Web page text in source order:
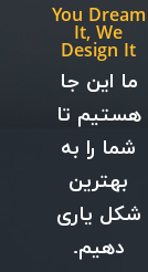
You Dream
It, We
Design It
ما این جا
هستیم تا
شما را به
بهترین
شکل یاری
دهیم.